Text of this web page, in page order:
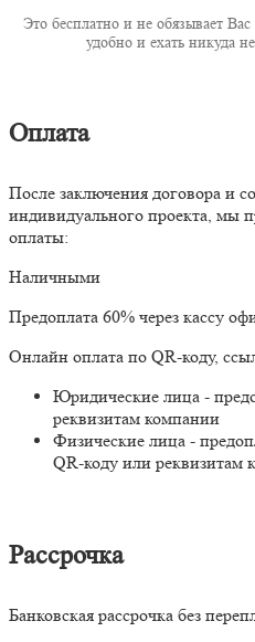
Это бесплатно и не обязывает
удобно и ехать никуда
Оплата
После заключения договора и
индивидуального проекта, мы
оплаты:
Наличными
Предоплата 60% через кассу
Онлайн оплата по QR-коду,
Юридические лица -
реквизитам компании
Физические лица -
QR-коду или реквизитам
Рассрочка
Банковская рассрочка без